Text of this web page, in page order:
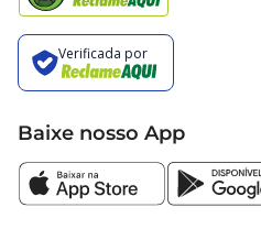
Baixe nosso App